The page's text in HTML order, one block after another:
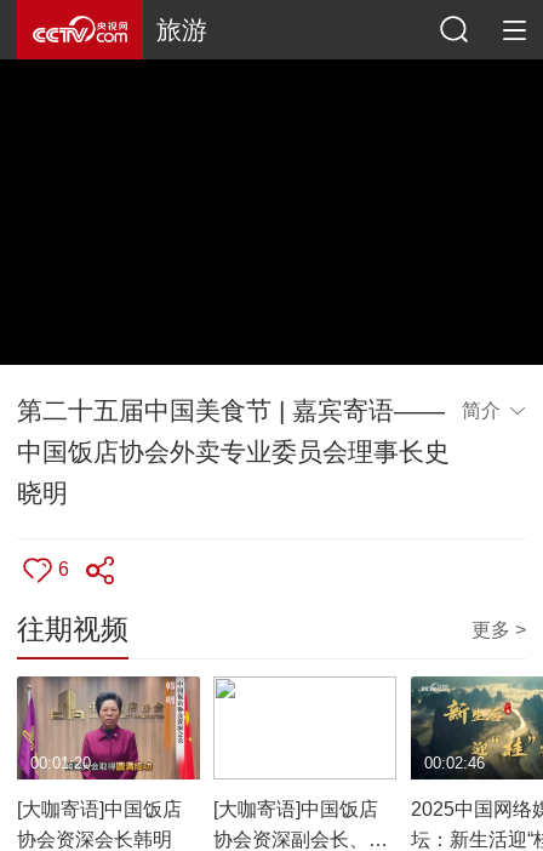
旅游
第二十五届中国美食节 | 嘉宾寄语——
中国饭店协会外卖专业委员会理事长史
晓明
简介
6
往期视频 更多 >
[大咖寄语]中国饭店
协会资深会长韩明
00:01:20
[大咖寄语]中国饭店
协会资深副会长、湖
2025中国网络
坛：新生活迎“
00:02:46